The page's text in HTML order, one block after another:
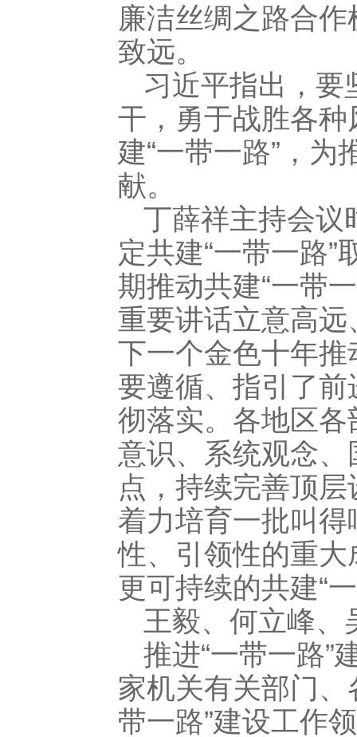
廉洁丝绸之路合作
致远。
习近平指出，要
干，勇于战胜各
建“一带一路”，
献。
丁薛祥主持会议
定共建“一带一路
期推动共建“一带
重要讲话立意高
下一个金色十年推
要遵循、指引了
彻落实。各地区
意识、系统观念
点，持续完善顶
着力培育一批叫
性、引领性的重
更可持续的共建“
王毅、何立峰、
推进“一带一路”
家机关有关部门
带一路”建设工作